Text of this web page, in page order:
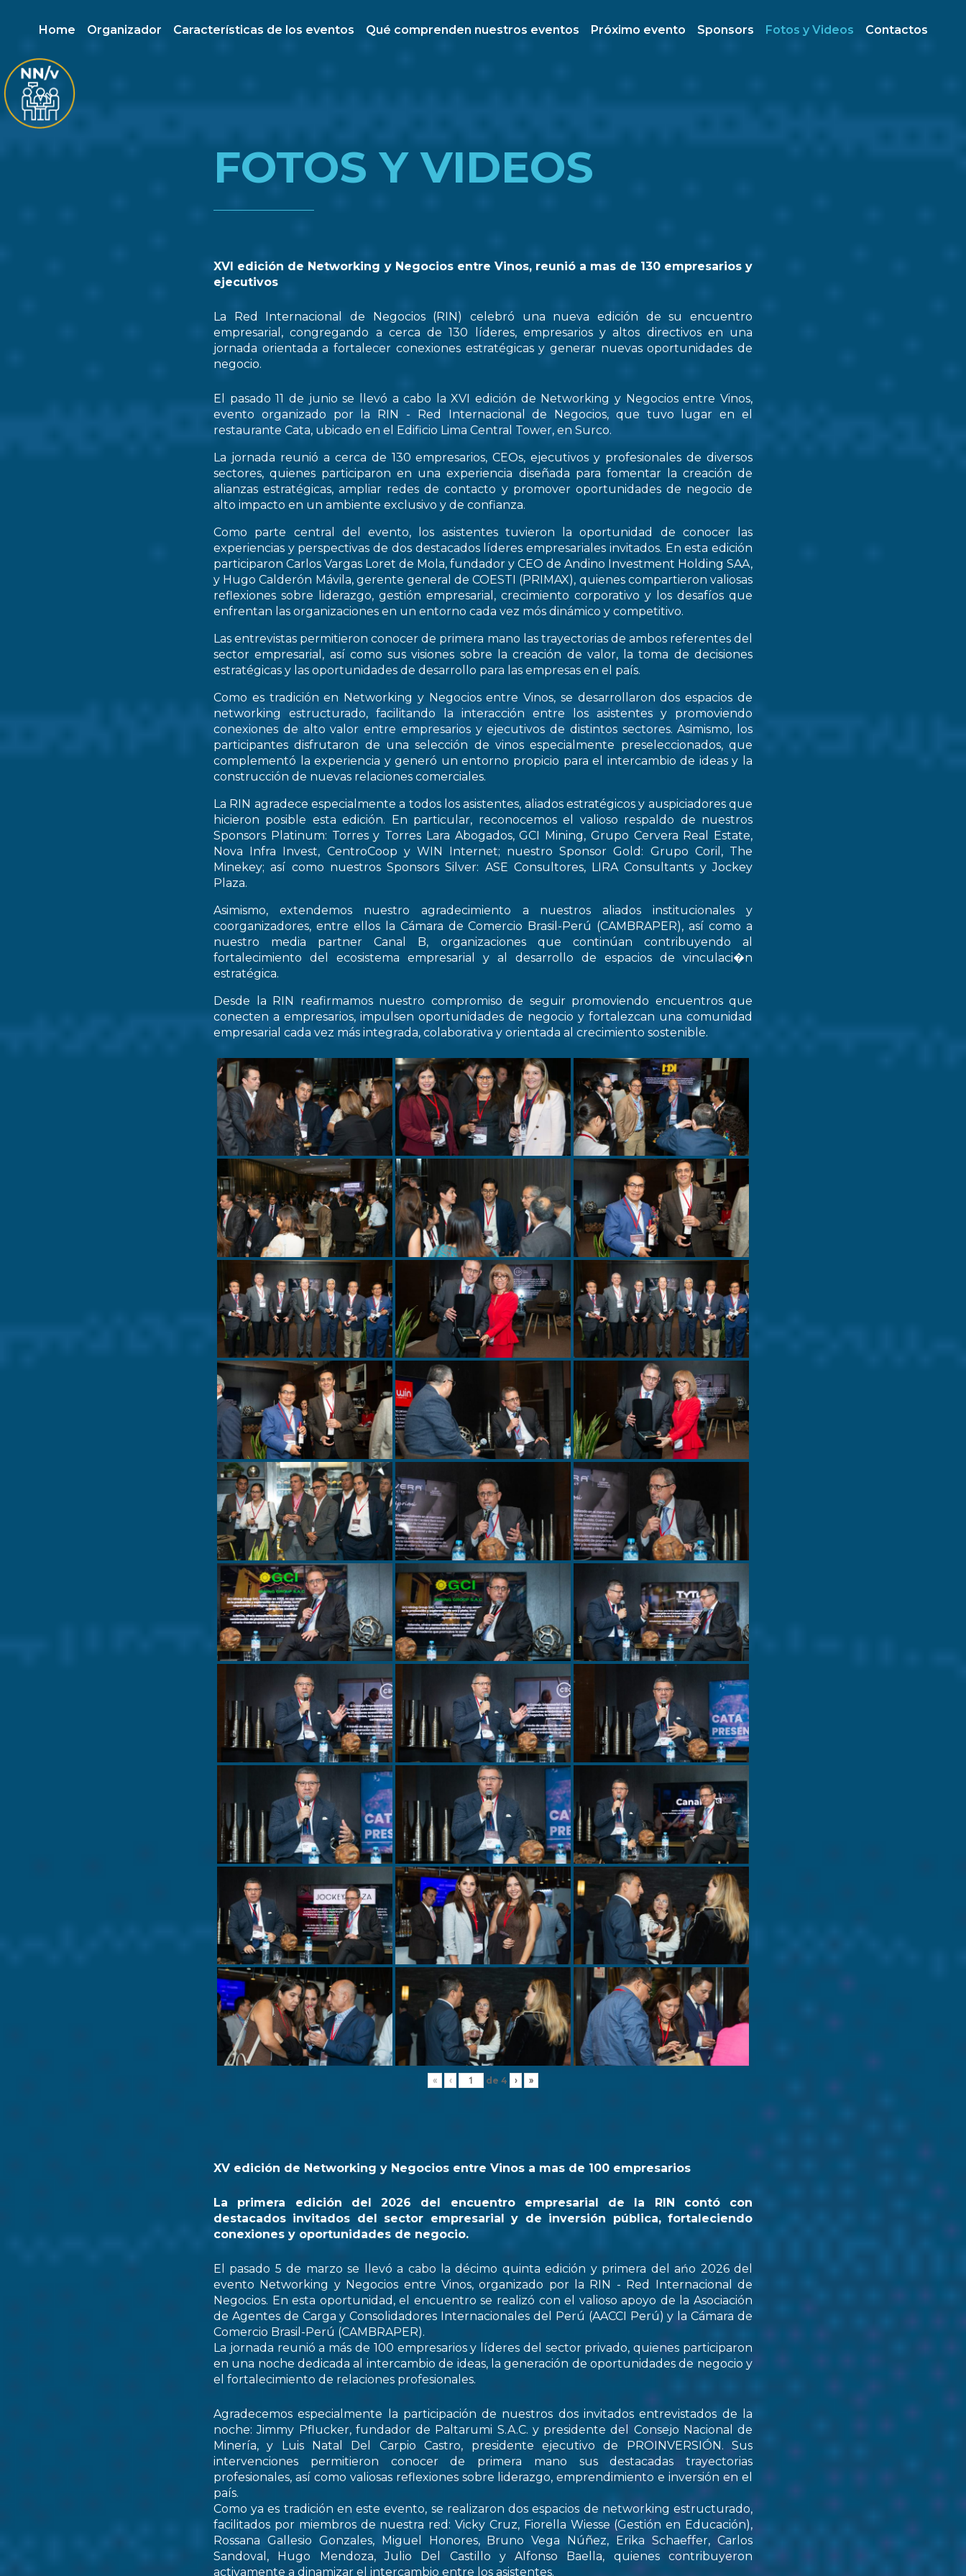
Home Organizador Características de los eventos Qué comprenden nuestros eventos Próximo evento Sponsors Fotos y Videos Contactos
FOTOS Y VIDEOS
XVI edición de Networking y Negocios entre Vinos, reunió a mas de 130 empresarios y
ejecutivos
La Red Internacional de Negocios (RIN) celebró una nueva edición de su encuentro
empresarial, congregando a cerca de 130 líderes, empresarios y altos directivos en una
jornada orientada a fortalecer conexiones estratégicas y generar nuevas oportunidades de
negocio.
El pasado 11 de junio se llevó a cabo la XVI edición de Networking y Negocios entre Vinos,
evento organizado por la RIN - Red Internacional de Negocios, que tuvo lugar en el
restaurante Cata, ubicado en el Edificio Lima Central Tower, en Surco.
La jornada reunió a cerca de 130 empresarios, CEOs, ejecutivos y profesionales de diversos
sectores, quienes participaron en una experiencia diseñada para fomentar la creación de
alianzas estratégicas, ampliar redes de contacto y promover oportunidades de negocio de
alto impacto en un ambiente exclusivo y de confianza.
Como parte central del evento, los asistentes tuvieron la oportunidad de conocer las
experiencias y perspectivas de dos destacados líderes empresariales invitados. En esta edición
participaron Carlos Vargas Loret de Mola, fundador y CEO de Andino Investment Holding SAA,
y Hugo Calderón Mávila, gerente general de COESTI (PRIMAX), quienes compartieron valiosas
reflexiones sobre liderazgo, gestión empresarial, crecimiento corporativo y los desafíos que
enfrentan las organizaciones en un entorno cada vez mós dinámico y competitivo.
Las entrevistas permitieron conocer de primera mano las trayectorias de ambos referentes del
sector empresarial, así como sus visiones sobre la creación de valor, la toma de decisiones
estratégicas y las oportunidades de desarrollo para las empresas en el país.
Como es tradición en Networking y Negocios entre Vinos, se desarrollaron dos espacios de
networking estructurado, facilitando la interacción entre los asistentes y promoviendo
conexiones de alto valor entre empresarios y ejecutivos de distintos sectores. Asimismo, los
participantes disfrutaron de una selección de vinos especialmente preseleccionados, que
complementó la experiencia y generó un entorno propicio para el intercambio de ideas y la
construcción de nuevas relaciones comerciales.
La RIN agradece especialmente a todos los asistentes, aliados estratégicos y auspiciadores que
hicieron posible esta edición. En particular, reconocemos el valioso respaldo de nuestros
Sponsors Platinum: Torres y Torres Lara Abogados, GCI Mining, Grupo Cervera Real Estate,
Nova Infra Invest, CentroCoop y WIN Internet; nuestro Sponsor Gold: Grupo Coril, The
Minekey; así como nuestros Sponsors Silver: ASE Consultores, LIRA Consultants y Jockey
Plaza.
Asimismo, extendemos nuestro agradecimiento a nuestros aliados institucionales y
coorganizadores, entre ellos la Cámara de Comercio Brasil-Perú (CAMBRAPER), así como a
nuestro media partner Canal B, organizaciones que continúan contribuyendo al
fortalecimiento del ecosistema empresarial y al desarrollo de espacios de vinculaci�n
estratégica.
Desde la RIN reafirmamos nuestro compromiso de seguir promoviendo encuentros que
conecten a empresarios, impulsen oportunidades de negocio y fortalezcan una comunidad
empresarial cada vez más integrada, colaborativa y orientada al crecimiento sostenible.
« ‹ de 4 › »
XV edición de Networking y Negocios entre Vinos a mas de 100 empresarios
La primera edición del 2026 del encuentro empresarial de la RIN contó con
destacados invitados del sector empresarial y de inversión pública, fortaleciendo
conexiones y oportunidades de negocio.
El pasado 5 de marzo se llevó a cabo la décimo quinta edición y primera del ańo 2026 del
evento Networking y Negocios entre Vinos, organizado por la RIN - Red Internacional de
Negocios. En esta oportunidad, el encuentro se realizó con el valioso apoyo de la Asociación
de Agentes de Carga y Consolidadores Internacionales del Perú (AACCI Perú) y la Cámara de
Comercio Brasil-Perú (CAMBRAPER).
La jornada reunió a más de 100 empresarios y líderes del sector privado, quienes participaron
en una noche dedicada al intercambio de ideas, la generación de oportunidades de negocio y
el fortalecimiento de relaciones profesionales.
Agradecemos especialmente la participación de nuestros dos invitados entrevistados de la
noche: Jimmy Pflucker, fundador de Paltarumi S.A.C. y presidente del Consejo Nacional de
Minería, y Luis Natal Del Carpio Castro, presidente ejecutivo de PROINVERSIÓN. Sus
intervenciones permitieron conocer de primera mano sus destacadas trayectorias
profesionales, así como valiosas reflexiones sobre liderazgo, emprendimiento e inversión en el
país.
Como ya es tradición en este evento, se realizaron dos espacios de networking estructurado,
facilitados por miembros de nuestra red: Vicky Cruz, Fiorella Wiesse (Gestión en Educación),
Rossana Gallesio Gonzales, Miguel Honores, Bruno Vega Núñez, Erika Schaeffer, Carlos
Sandoval, Hugo Mendoza, Julio Del Castillo y Alfonso Baella, quienes contribuyeron
activamente a dinamizar el intercambio entre los asistentes.